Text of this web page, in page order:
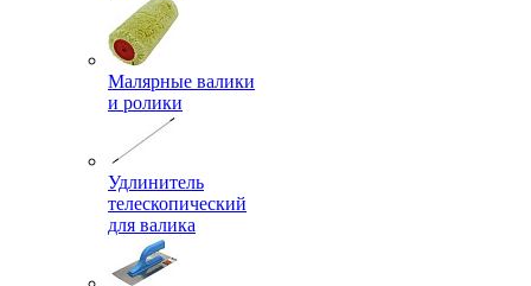
Малярные валики
и ролики
Удлинитель
телескопический
для валика